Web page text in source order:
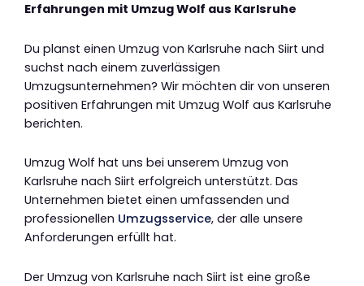
Erfahrungen mit Umzug Wolf aus Karlsruhe
Du planst einen Umzug von Karlsruhe nach Siirt und
suchst nach einem zuverlässigen
Umzugsunternehmen? Wir möchten dir von unseren
positiven Erfahrungen mit Umzug Wolf aus Karlsruhe
berichten.
Umzug Wolf hat uns bei unserem Umzug von
Karlsruhe nach Siirt erfolgreich unterstützt. Das
Unternehmen bietet einen umfassenden und
professionellen Umzugsservice, der alle unsere
Anforderungen erfüllt hat.
Der Umzug von Karlsruhe nach Siirt ist eine große